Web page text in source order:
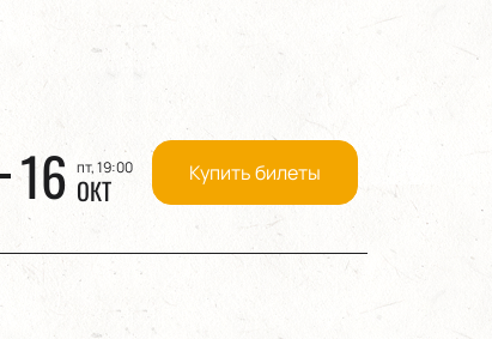
16 пт, 19:00
ОКТ Купить билеты